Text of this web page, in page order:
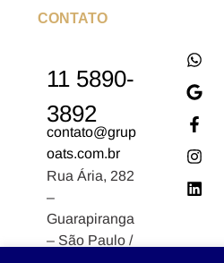
CONTATO
11 5890-
3892
contato@grup
oats.com.br
Rua Ária, 282
–
Guarapiranga
– São Paulo /